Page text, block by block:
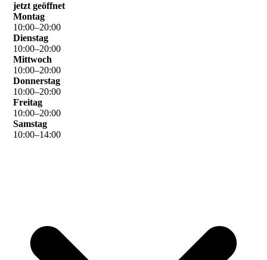
jetzt geöffnet
Montag
10:00–20:00
Dienstag
10:00–20:00
Mittwoch
10:00–20:00
Donnerstag
10:00–20:00
Freitag
10:00–20:00
Samstag
10:00–14:00